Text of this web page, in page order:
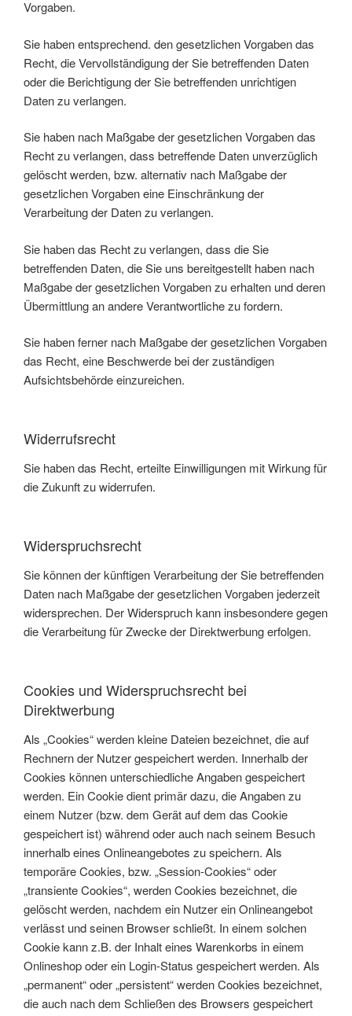
Vorgaben.
Sie haben entsprechend. den gesetzlichen Vorgaben das
Recht, die Vervollständigung der Sie betreffenden Daten
oder die Berichtigung der Sie betreffenden unrichtigen
Daten zu verlangen.
Sie haben nach Maßgabe der gesetzlichen Vorgaben das
Recht zu verlangen, dass betreffende Daten unverzüglich
gelöscht werden, bzw. alternativ nach Maßgabe der
gesetzlichen Vorgaben eine Einschränkung der
Verarbeitung der Daten zu verlangen.
Sie haben das Recht zu verlangen, dass die Sie
betreffenden Daten, die Sie uns bereitgestellt haben nach
Maßgabe der gesetzlichen Vorgaben zu erhalten und deren
Übermittlung an andere Verantwortliche zu fordern.
Sie haben ferner nach Maßgabe der gesetzlichen Vorgaben
das Recht, eine Beschwerde bei der zuständigen
Aufsichtsbehörde einzureichen.
Widerrufsrecht
Sie haben das Recht, erteilte Einwilligungen mit Wirkung für
die Zukunft zu widerrufen.
Widerspruchsrecht
Sie können der künftigen Verarbeitung der Sie betreffenden
Daten nach Maßgabe der gesetzlichen Vorgaben jederzeit
widersprechen. Der Widerspruch kann insbesondere gegen
die Verarbeitung für Zwecke der Direktwerbung erfolgen.
Cookies und Widerspruchsrecht bei
Direktwerbung
Als „Cookies“ werden kleine Dateien bezeichnet, die auf
Rechnern der Nutzer gespeichert werden. Innerhalb der
Cookies können unterschiedliche Angaben gespeichert
werden. Ein Cookie dient primär dazu, die Angaben zu
einem Nutzer (bzw. dem Gerät auf dem das Cookie
gespeichert ist) während oder auch nach seinem Besuch
innerhalb eines Onlineangebotes zu speichern. Als
temporäre Cookies, bzw. „Session-Cookies“ oder
„transiente Cookies“, werden Cookies bezeichnet, die
gelöscht werden, nachdem ein Nutzer ein Onlineangebot
verlässt und seinen Browser schließt. In einem solchen
Cookie kann z.B. der Inhalt eines Warenkorbs in einem
Onlineshop oder ein Login-Status gespeichert werden. Als
„permanent“ oder „persistent“ werden Cookies bezeichnet,
die auch nach dem Schließen des Browsers gespeichert